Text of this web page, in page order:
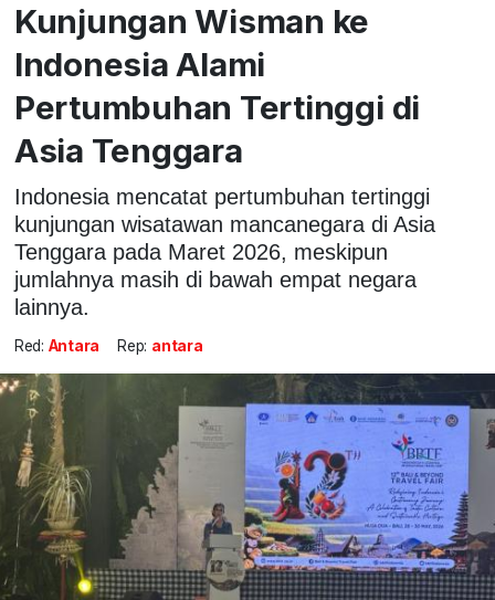
Kunjungan Wisman ke
Indonesia Alami
Pertumbuhan Tertinggi di
Asia Tenggara
Indonesia mencatat pertumbuhan tertinggi
kunjungan wisatawan mancanegara di Asia
Tenggara pada Maret 2026, meskipun
jumlahnya masih di bawah empat negara
lainnya.
Red: Antara Rep: antara